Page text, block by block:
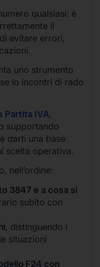
qualsiasi: è
il
evitare errori,
uno strumento
lo incontri di rado
Partita IVA,
supportando
darti una base
scelta operativa.
nell’ordine:
3847 e a cosa si
subito con
, distinguendo i
situazioni
F24 con